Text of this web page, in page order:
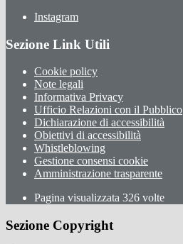
Instagram
Sezione Link Utili
Cookie policy
Note legali
Informativa Privacy
Ufficio Relazioni con il Pubblico
Dichiarazione di accessibilità
Obiettivi di accessibilità
Whistleblowing
Gestione consensi cookie
Amministrazione trasparente
Pagina visualizzata 326 volte
Sezione Copyright